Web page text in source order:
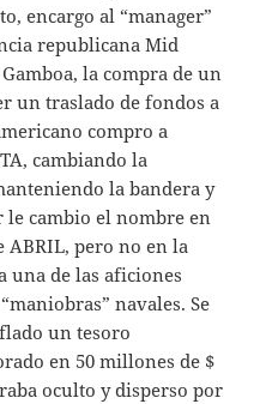
encargo al “manager”
republicana Mid
la compra de un
un traslado de fondos a
compro a
cambiando la
la bandera y
cambio el nombre en
pero no en la
una de las aficiones
navales. Se
un tesoro
en 50 millones de $
oculto y disperso por